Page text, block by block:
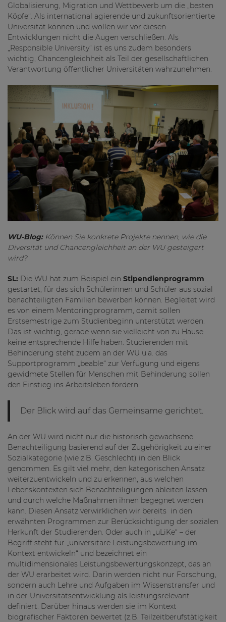
Globalisierung, Migration und Wettbewerb um die „besten
Köpfe“. Als international agierende und zukunftsorientierte
Universität können und wollen wir vor diesen
Entwicklungen nicht die Augen verschließen. Als
„Responsible University“ ist es uns zudem besonders
wichtig, Chancengleichheit als Teil der gesellschaftlichen
Verantwortung öffentlicher Universitäten wahrzunehmen.
WU-Blog: Können Sie konkrete Projekte nennen, wie die
Diversität und Chancengleichheit an der WU gesteigert
wird?
SL: Die WU hat zum Beispiel ein Stipendienprogramm
gestartet, für das sich Schülerinnen und Schüler aus sozial
benachteiligten Familien bewerben können. Begleitet wird
es von einem Mentoringprogramm, damit sollen
Erstsemestrige zum Studienbeginn unterstützt werden.
Das ist wichtig, gerade wenn sie vielleicht von zu Hause
keine entsprechende Hilfe haben. Studierenden mit
Behinderung steht zudem an der WU u.a. das
Supportprogramm „beable“ zur Verfügung und eigens
gewidmete Stellen für Menschen mit Behinderung sollen
den Einstieg ins Arbeitsleben fördern.
Der Blick wird auf das Gemeinsame gerichtet.
An der WU wird nicht nur die historisch gewachsene
Benachteiligung basierend auf der Zugehörigkeit zu einer
Sozialkategorie (wie z.B. Geschlecht) in den Blick
genommen. Es gilt viel mehr, den kategorischen Ansatz
weiterzuentwickeln und zu erkennen, aus welchen
Lebenskontexten sich Benachteiligungen ableiten lassen
und durch welche Maßnahmen ihnen begegnet werden
kann. Diesen Ansatz verwirklichen wir bereits in den
erwähnten Programmen zur Berücksichtigung der sozialen
Herkunft der Studierenden. Oder auch in „uLiKe“ – der
Begriff steht für „universitäre Leistungsbewertung im
Kontext entwickeln“ und bezeichnet ein
multidimensionales Leistungsbewertungskonzept, das an
der WU erarbeitet wird. Darin werden nicht nur Forschung,
sondern auch Lehre und Aufgaben im Wissenstransfer und
in der Universitätsentwicklung als leistungsrelevant
definiert. Darüber hinaus werden sie im Kontext
biografischer Faktoren bewertet (z.B. Teilzeitberufstätigkeit